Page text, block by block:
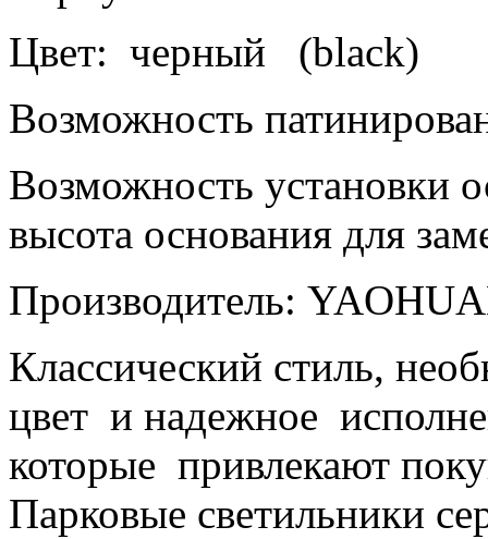
Цвет: черный (black)
Возможность
Возможность установки
высота основания для
Производитель:
Классический стиль,
цвет и надежное
которые привлекают
Парковые светильники